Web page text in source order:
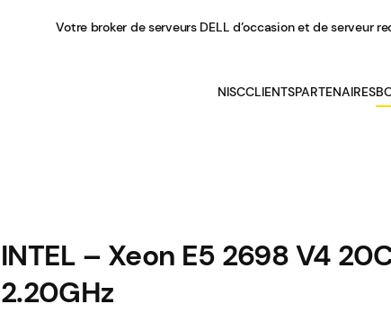
Votre broker de serveurs DELL d’occasion et de serveur
NISCCLIENTSPARTENAIRES
INTEL – Xeon E5 2698 V4
2.20GHz